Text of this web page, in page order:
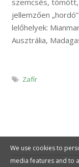
jellemzően
lelőhelyek:
Ausztrália,
Zafír
We use cookies to
media features and to